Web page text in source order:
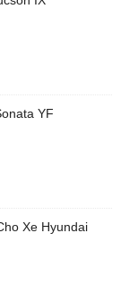
YF
Xe Hyundai